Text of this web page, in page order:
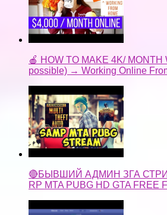
🍎 HOW TO MAKE 4K/ MONTH
possible) → Working Online
🔴БЫВШИЙ АДМИН ЗГА
RP MTA PUBG HD GTA FREE